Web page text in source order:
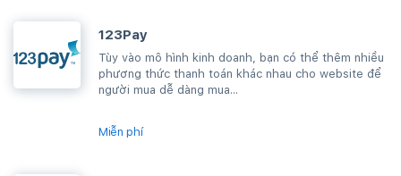
123Pay
Tùy vào mô hình kinh doanh, bạn có thể thêm nhiều
phương thức thanh toán khác nhau cho website để
người mua dễ dàng mua...
Miễn phí